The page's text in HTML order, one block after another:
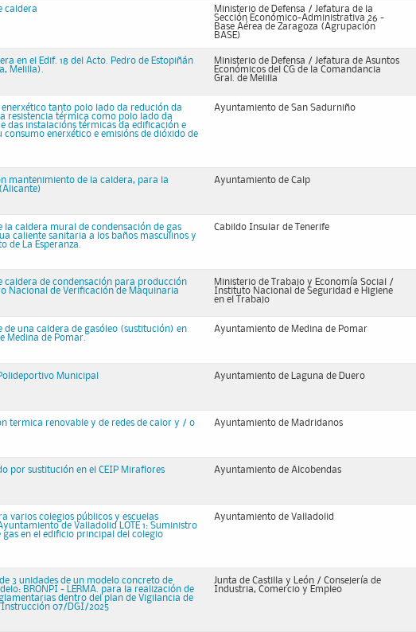
caldera
Ministerio de Defensa / Jefatura de la
Sección Económico-Administrativa 26 -
Base Aérea de Zaragoza (Agrupación
BASE)
en el Edif. 18 del Acto. Pedro de Estopiñán
Melilla).
Ministerio de Defensa / Jefatura de Asuntos
Económicos del CG de la Comandancia
Gral. de Melilla
tanto polo lado da redución da
resistencia térmica como polo lado da
das instalacións térmicas da edificación e
enerxético e emisións de dióxido de
Ayuntamiento de San Sadurniño
mantenimiento de la caldera, para la
Ayuntamiento de Calp
la caldera mural de condensación de gas
caliente sanitaria a los baños masculinos y
de La Esperanza.
Cabildo Insular de Tenerife
caldera de condensación para producción
Nacional de Verificación de Maquinaria
Ministerio de Trabajo y Economía Social /
Instituto Nacional de Seguridad e Higiene
en el Trabajo
de una caldera de gasóleo (sustitución) en
Medina de Pomar.
Ayuntamiento de Medina de Pomar
Municipal Ayuntamiento de Laguna de Duero
termica renovable y de redes de calor y / o
Ayuntamiento de Madridanos
por sustitución en el CEIP Miraflores Ayuntamiento de Alcobendas
varios colegios públicos y escuelas
de Valladolid LOTE 1: Suministro
en el edificio principal del colegio
Ayuntamiento de Valladolid
3 unidades de un modelo concreto de
BRONPI - LERMA. para la realización de
dentro del plan de Vigilancia de
07/DGI/2025
Junta de Castilla y León / Consejería de
Industria, Comercio y Empleo